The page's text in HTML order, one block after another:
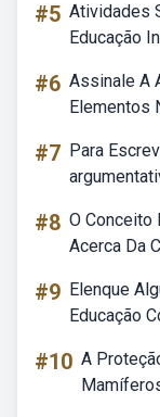
#5 Atividades
Educação
#6 Assinale A
Elementos
#7 Para
#8 O Conceito
Acerca Da
#9 Elenque
Educação
#10 A